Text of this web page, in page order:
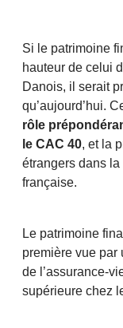
Si le patrimoine
hauteur de celui
Danois, il serait
qu’aujourd’hui.
rôle
le CAC 40, et la
étrangers dans
française.
Le patrimoine
première vue par
de l’assurance-
supérieure chez